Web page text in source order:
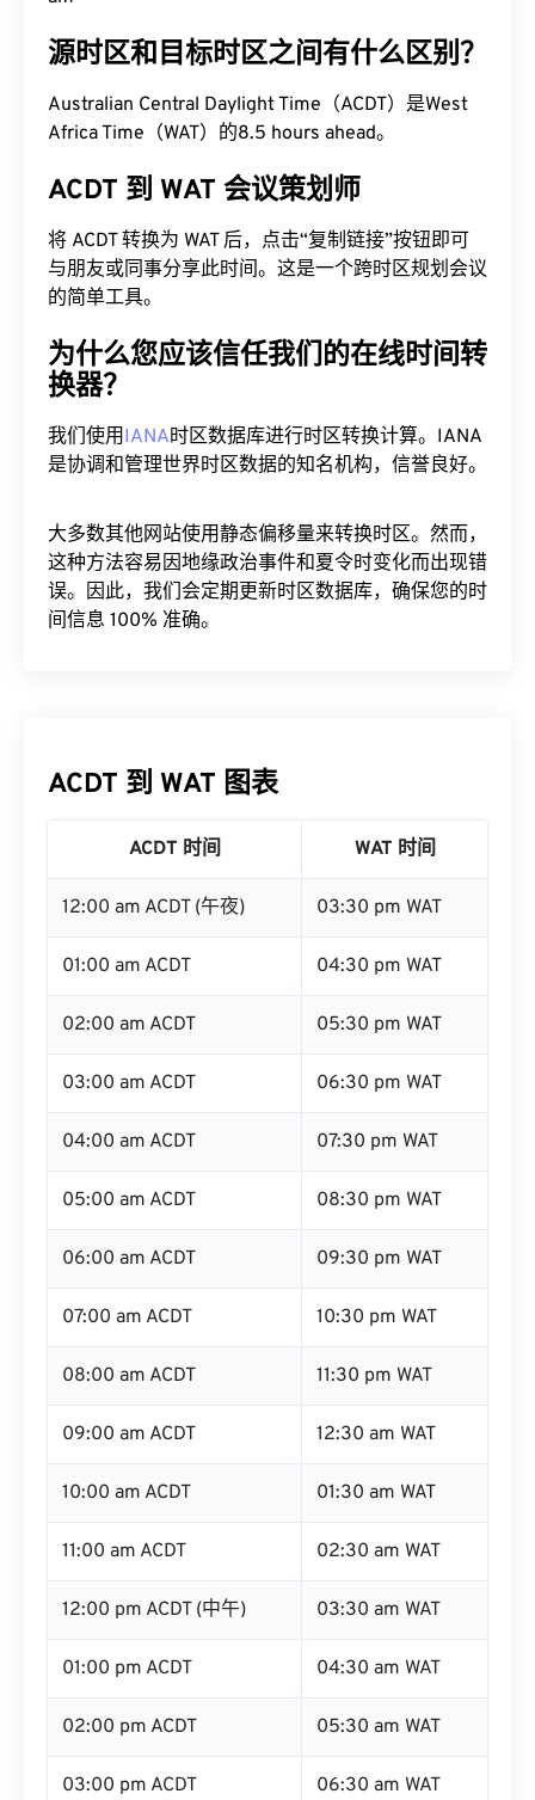
源时区和目标时区之间有什么区别？
Australian Central Daylight Time（ACDT）是West
Africa Time（WAT）的8.5 hours ahead。
ACDT 到 WAT 会议策划师
将 ACDT 转换为 WAT 后，点击“复制链接”按钮即可
与朋友或同事分享此时间。这是一个跨时区规划会议
的简单工具。
为什么您应该信任我们的在线时间转
换器？
我们使用IANA时区数据库进行时区转换计算。IANA
是协调和管理世界时区数据的知名机构，信誉良好。
大多数其他网站使用静态偏移量来转换时区。然而，
这种方法容易因地缘政治事件和夏令时变化而出现错
误。因此，我们会定期更新时区数据库，确保您的时
间信息 100% 准确。
ACDT 到 WAT 图表
ACDT 时间 WAT 时间
12:00 am ACDT (午夜) 03:30 pm WAT
01:00 am ACDT 04:30 pm WAT
02:00 am ACDT 05:30 pm WAT
03:00 am ACDT 06:30 pm WAT
04:00 am ACDT 07:30 pm WAT
05:00 am ACDT 08:30 pm WAT
06:00 am ACDT 09:30 pm WAT
07:00 am ACDT 10:30 pm WAT
08:00 am ACDT 11:30 pm WAT
09:00 am ACDT 12:30 am WAT
10:00 am ACDT 01:30 am WAT
11:00 am ACDT 02:30 am WAT
12:00 pm ACDT (中午) 03:30 am WAT
01:00 pm ACDT 04:30 am WAT
02:00 pm ACDT 05:30 am WAT
03:00 pm ACDT 06:30 am WAT